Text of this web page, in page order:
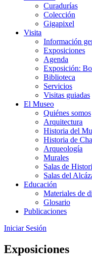
Curadurías
Colección
Gigapixel
Visita
Información
Exposiciones
Agenda
Exposición:
Biblioteca
Servicios
Visitas guiadas
El Museo
Quiénes somos
Arquitectura
Historia del
Historia de
Arqueología
Murales
Salas de
Salas del
Educación
Materiales de
Glosario
Publicaciones
Iniciar Sesión
Exposiciones